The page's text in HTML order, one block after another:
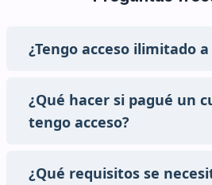
¿Tengo acceso ilimitado a
¿Qué hacer si pagué un
tengo acceso?
¿Qué requisitos se